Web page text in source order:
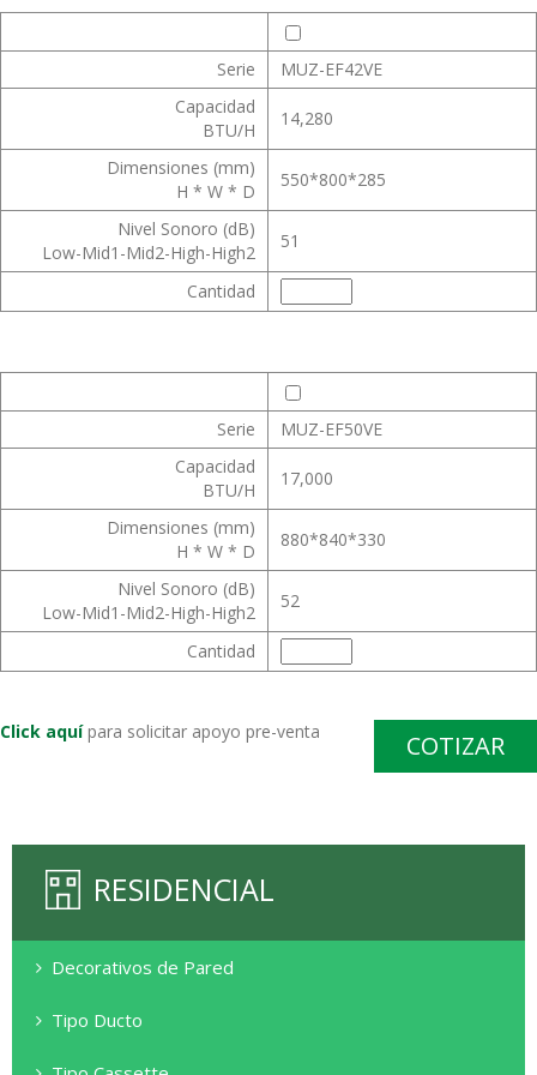
Serie
MUZ-EF42VE
Capacidad
BTU/H
14,280
Dimensiones (mm)
H * W * D
550*800*285
Nivel Sonoro (dB)
Low-Mid1-Mid2-High-High2
51
Cantidad
Serie
MUZ-EF50VE
Capacidad
BTU/H
17,000
Dimensiones (mm)
H * W * D
880*840*330
Nivel Sonoro (dB)
Low-Mid1-Mid2-High-High2
52
Cantidad
COTIZAR
Click aquípara solicitar apoyo pre-venta
RESIDENCIAL
Decorativos de Pared
Kirigamine Zen
Tipo Ducto